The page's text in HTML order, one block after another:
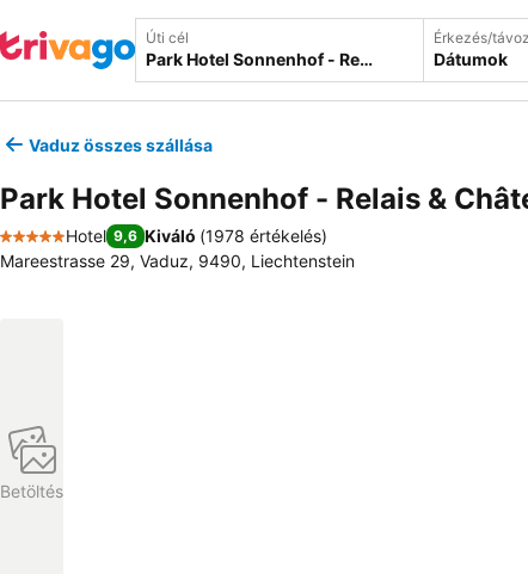
Úti cél Érkezés/
Dátumok
Vaduz összes szállása
Park Hotel Sonnenhof - Relais &
5 Kategória
Hotel 9,6 Kiváló (1978 értékelés)
Mareestrasse 29, Vaduz, 9490, Liechtenstein
Betöltés